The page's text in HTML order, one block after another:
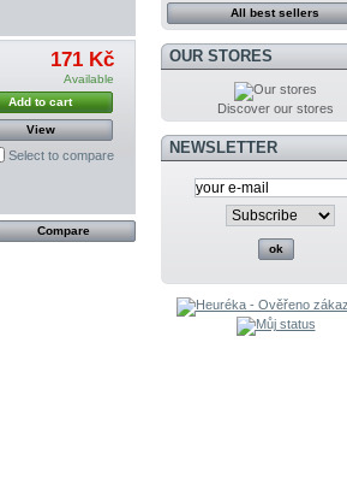
171 Kč
Available
Add to cart
View
Select to compare
All best sellers
OUR STORES
Discover our stores
NEWSLETTER